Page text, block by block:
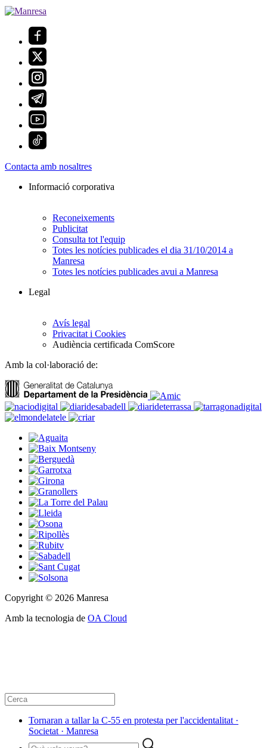
Contacta amb nosaltres
Informació corporativa
Reconeixements
Publicitat
Consulta tot l'equip
Totes les notícies publicades el dia 31/10/2014 a
Manresa
Totes les notícies publicades avui a Manresa
Legal
Avís legal
Privacitat i Cookies
Audiència certificada ComScore
Amb la col·laboració de:
Copyright © 2026 Manresa
Amb la tecnologia de OA Cloud
Tornaran a tallar la C-55 en protesta per l'accidentalitat ·
Societat · Manresa